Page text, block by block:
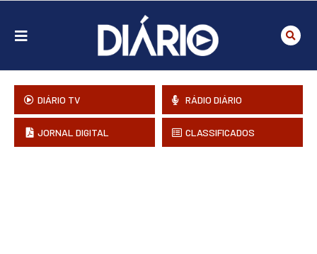
DIÁRIO TV RÁDIO DIÁRIO
JORNAL DIGITAL CLASSIFICADOS